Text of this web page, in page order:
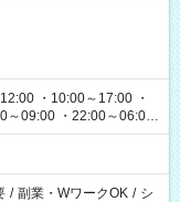
・10:00～17:00 ・
～09:00 ・22:00～06:00
/ 副業・WワークOK / シ